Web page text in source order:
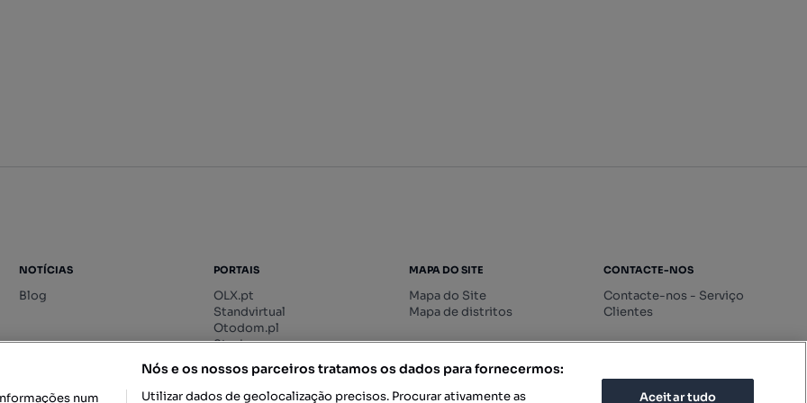
NOTÍCIAS
Blog
PORTAIS
OLX.pt
Standvirtual
Otodom.pl
Storia.ro
MAPA DO SITE
Mapa do Site
Mapa de distritos
CONTACTE-NOS
Contacte-nos - Serviço
Clientes
num
Nós e os nossos parceiros tratamos os dados para fornecermos:
Utilizar dados de geolocalização precisos. Procurar ativamente as Aceitar tudo